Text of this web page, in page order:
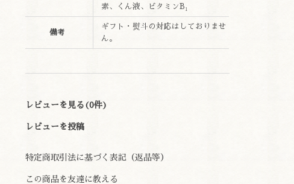
素、くん液、ビタミンB₁
備考
ギフト・熨斗の対応はしておりませ
ん。
レビューを見る(0件)
レビューを投稿
特定商取引法に基づく表記（返品等）
この商品を友達に教える